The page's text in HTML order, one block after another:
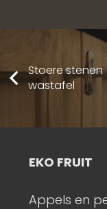
Stoere stenen
wastafel
EKO FRUIT
Appels en